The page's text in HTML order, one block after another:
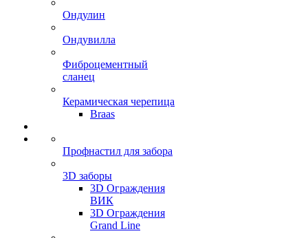
Ондулин
Ондувилла
Фиброцементный
сланец
Керамическая черепица
Braas
Профнастил для забора
3D заборы
3D Ограждения
ВИК
3D Ограждения
Grand Line